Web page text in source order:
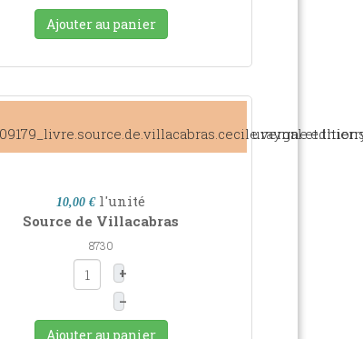
Ajouter au panier
10,00 € l'unité
Source de Villacabras
8730
+
–
Ajouter au panier